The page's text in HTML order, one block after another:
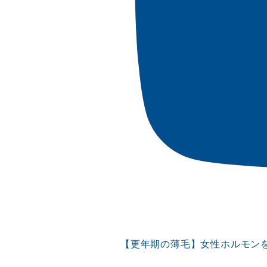
【更年期の薄毛】女性ホルモ